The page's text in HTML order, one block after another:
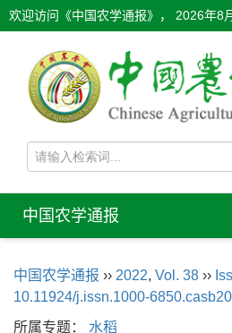
欢迎访问《中国农学通报》， 2026年8
中国农学通报
中国农学通报 ›› 2022, Vol. 38 ››
10.11924/j.issn.1000-
所属专题： 水稻